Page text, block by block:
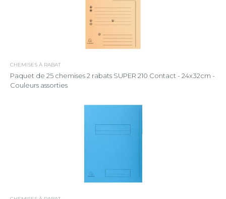
CHEMISES À RABAT
Paquet de 25 chemises 2 rabats SUPER 210 Contact - 24x32cm -
Couleurs assorties